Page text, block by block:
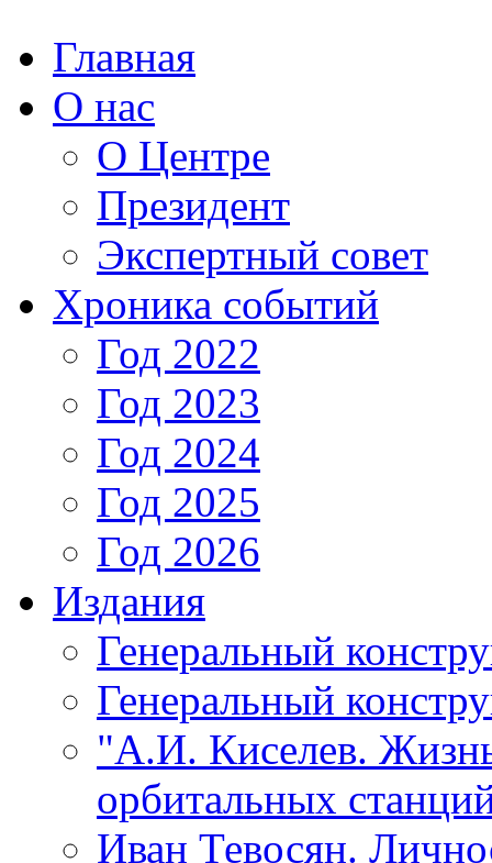
Главная
О нас
О Центре
Президент
Экспертный совет
Хроника событий
Год 2022
Год 2023
Год 2024
Год 2025
Год 2026
Издания
Генеральный
Генеральный
"А.И. Киселев.
орбитальных
Иван Тевосян.